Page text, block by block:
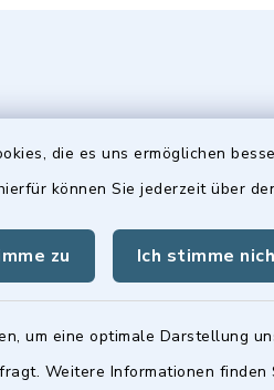
die es uns ermöglichen
können Sie jederzeit über
zu Ich stimme
um eine optimale Darstellung
Weitere Informationen finden
Hinweis
Die
Straße 1,